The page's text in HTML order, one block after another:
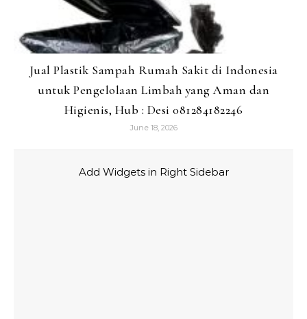
Jual Plastik Sampah Rumah Sakit di Indonesia
untuk Pengelolaan Limbah yang Aman dan
Higienis, Hub : Desi 081284182246
June 18, 2026
Add Widgets in Right Sidebar